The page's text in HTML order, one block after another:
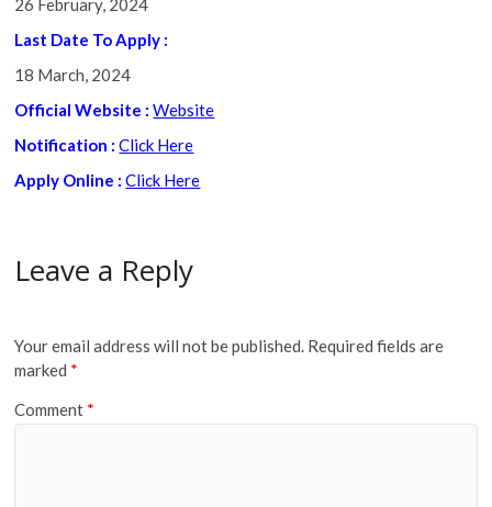
26 February, 2024
Last Date To Apply :
18 March, 2024
Official Website :Website
Notification :Click Here
Apply Online :Click Here
Leave a Reply
Your email address will not be published. Required fields are
marked *
Comment *